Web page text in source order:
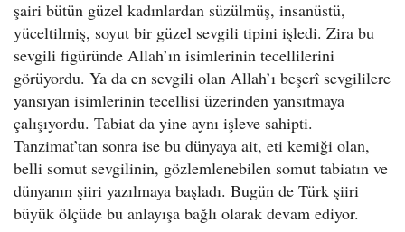
şairi bütün güzel kadınlardan süzülmüş, insanüstü,
yüceltilmiş, soyut bir güzel sevgili tipini işledi. Zira bu
sevgili figüründe Allah’ın isimlerinin tecellilerini
görüyordu. Ya da en sevgili olan Allah’ı beşerî sevgililere
yansıyan isimlerinin tecellisi üzerinden yansıtmaya
çalışıyordu. Tabiat da yine aynı işleve sahipti.
Tanzimat’tan sonra ise bu dünyaya ait, eti kemiği olan,
belli somut sevgilinin, gözlemlenebilen somut tabiatın ve
dünyanın şiiri yazılmaya başladı. Bugün de Türk şiiri
büyük ölçüde bu anlayışa bağlı olarak devam ediyor.